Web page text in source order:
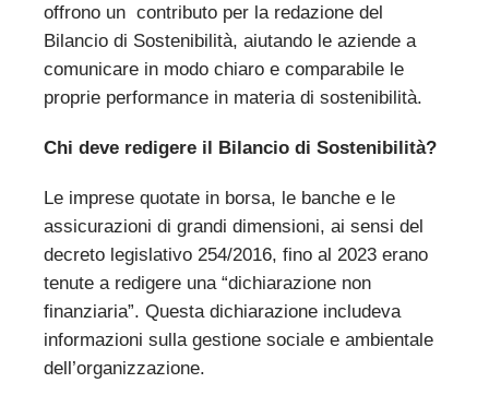
offrono un contributo per la redazione del
Bilancio di Sostenibilità, aiutando le aziende a
comunicare in modo chiaro e comparabile le
proprie performance in materia di sostenibilità.
Chi deve redigere il Bilancio di Sostenibilità?
Le imprese quotate in borsa, le banche e le
assicurazioni di grandi dimensioni, ai sensi del
decreto legislativo 254/2016, fino al 2023 erano
tenute a redigere una “dichiarazione non
finanziaria”. Questa dichiarazione includeva
informazioni sulla gestione sociale e ambientale
dell’organizzazione.